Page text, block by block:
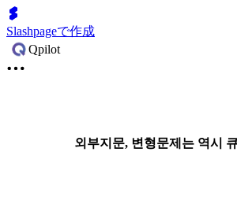
Slashpageで作成
Qpilot
외부지문, 변형문제는 역시